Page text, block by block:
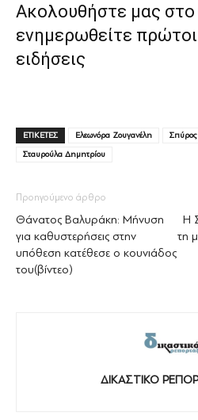
Ακολουθήστε μας στο
ενημερωθείτε πρώτοι
ειδήσεις
ΕΤΙΚΕΤΕΣ Ελεωνόρα Ζουγανέλη
Σταυρούλα Δημητρίου
Προηγούμενο άρθρο
Θάνατος Βαλυράκη: Μήνυση
για καθυστερήσεις στην
υπόθεση κατέθεσε ο κουνιάδος
του(βίντεο)
Η
τη
ΔΙΚΑΣΤΙΚΟ